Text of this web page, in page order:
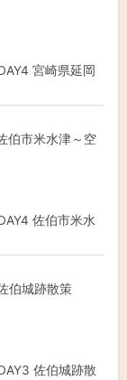
伯市米水津～空
伯城跡散策